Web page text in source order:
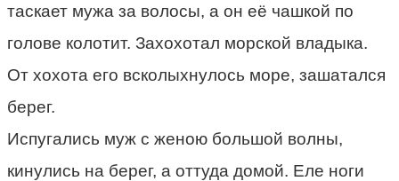
таскает мужа за волосы, а он её чашкой по
голове колотит. Захохотал морской владыка.
От хохота его всколыхнулось море, зашатался
берег.
Испугались муж с женою большой волны,
кинулись на берег, а оттуда домой. Еле ноги